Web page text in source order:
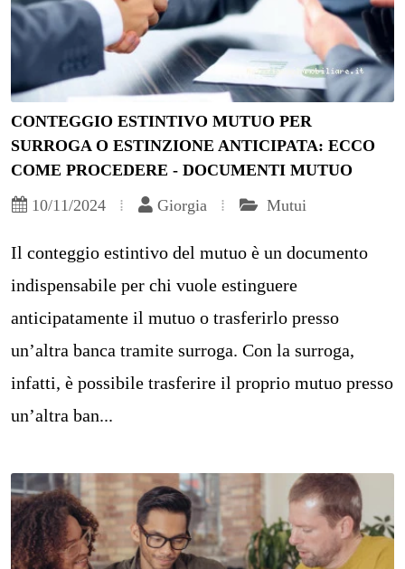
CONTEGGIO ESTINTIVO MUTUO PER
SURROGA O ESTINZIONE ANTICIPATA: ECCO
COME PROCEDERE - DOCUMENTI MUTUO
10/11/2024
Giorgia Mutui
Il conteggio estintivo del mutuo è un documento
indispensabile per chi vuole estinguere
anticipatamente il mutuo o trasferirlo presso
un’altra banca tramite surroga. Con la surroga,
infatti, è possibile trasferire il proprio mutuo presso
un’altra ban...